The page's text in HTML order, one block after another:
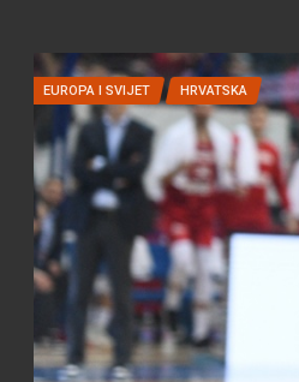
EUROPA I SVIJET HRVATSKA